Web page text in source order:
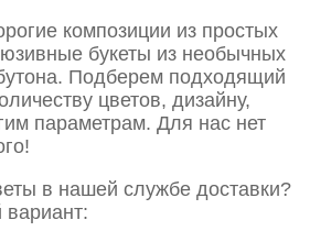
композиции из простых
букеты из необычных
Подберем подходящий
цветов, дизайну,
параметрам. Для нас нет
в нашей службе доставки?